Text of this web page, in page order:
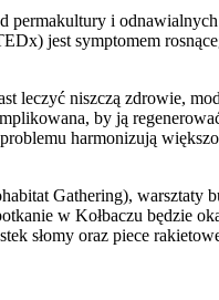
i
jest symptomem
leczyć niszczą zdrowie,
by ją
harmonizują
Gathering),
w Kołbaczu będzie
słomy oraz piece